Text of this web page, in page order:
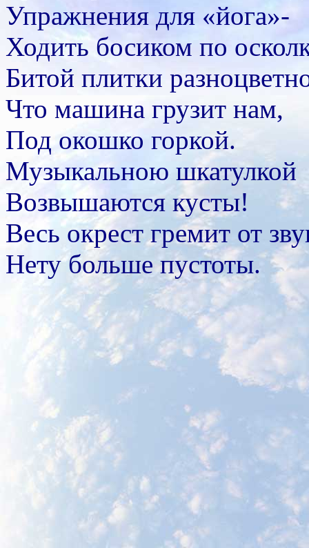
Упражнения для «йога»-
Ходить босиком по
Битой плитки
Что машина грузит нам,
Под окошко горкой.
Музыкальною шкатулкой
Возвышаются кусты!
Весь окрест гремит от
Нету больше пустоты.